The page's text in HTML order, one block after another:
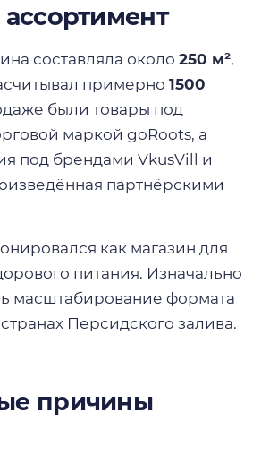
составляла около 250 м²,
примерно 1500
были товары под
маркой goRoots, а
под брендами VkusVill и
партнёрскими
как магазин для
питания. Изначально
масштабирование формата
Персидского залива.
причины